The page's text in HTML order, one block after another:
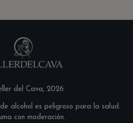
del Cava, 2026
alcohol es peligroso para la salud.
con moderación.